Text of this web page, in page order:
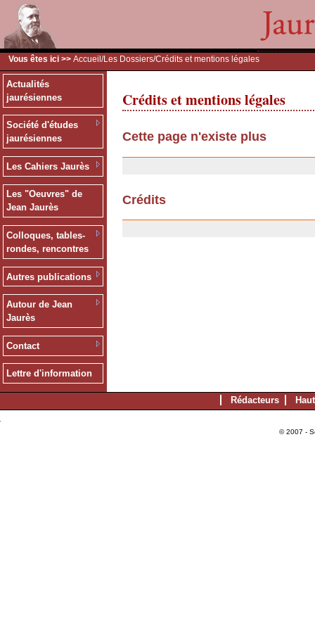
Vous êtes ici >> Accueil /Les Dossiers/Crédits et mentions légales
Actualités
jaurésiennes
Société d'études
jaurésiennes
Les Cahiers Jaurès
Les "Oeuvres" de
Jean Jaurès
Colloques, tables-
rondes, rencontres
Autres publications
Autour de Jean
Jaurès
Contact
Lettre d'information
Crédits et mentions légales
Cette page n'existe plus
Crédits
Rédacteurs
© 2007 -